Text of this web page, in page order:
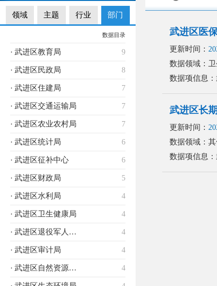
领域 主题 行业 部门
数据目录
· 武进区教育局 9
· 武进区民政局 8
· 武进区住建局 7
· 武进区交通运输局 7
· 武进区农业农村局 7
· 武进区统计局 6
· 武进区征补中心 6
· 武进区财政局 5
· 武进区水利局 4
· 武进区卫生健康局 4
· 武进区退役军人事务局 4
· 武进区审计局 4
· 武进区自然资源和规划分局 4
武进区医
更新时间：
数据领域：
数据项信息
武进区长
更新时间：
数据领域：
数据项信息